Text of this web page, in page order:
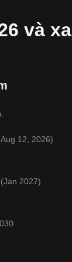
và xa
12, 2026)
2027)